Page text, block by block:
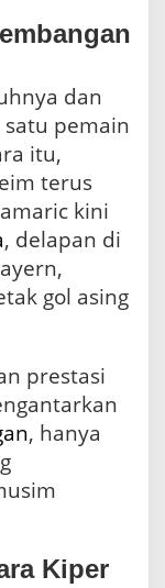
dan
satu pemain
itu,
terus
kini
, delapan di
gol asing
prestasi
, hanya
Kiper